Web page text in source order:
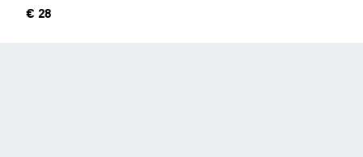
Preço
€ 28